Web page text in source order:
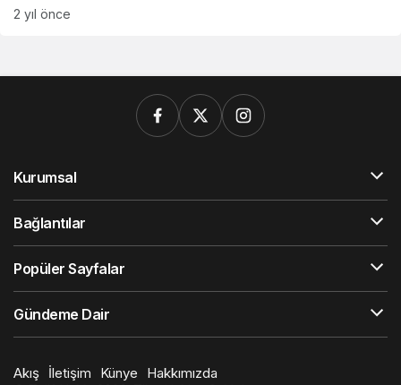
2 yıl önce
Kurumsal
Bağlantılar
Popüler Sayfalar
Gündeme Dair
Akış İletişim Künye
Hakkımızda